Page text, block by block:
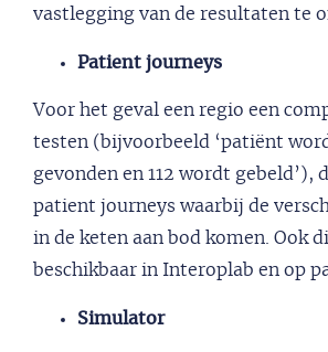
vastlegging van de resultaten te
Patient journeys
Voor het geval een regio een
testen (bijvoorbeeld ‘patiënt
gevonden en 112 wordt gebeld’),
patient journeys waarbij de
in de keten aan bod komen. Ook
beschikbaar in Interoplab en op
Simulator